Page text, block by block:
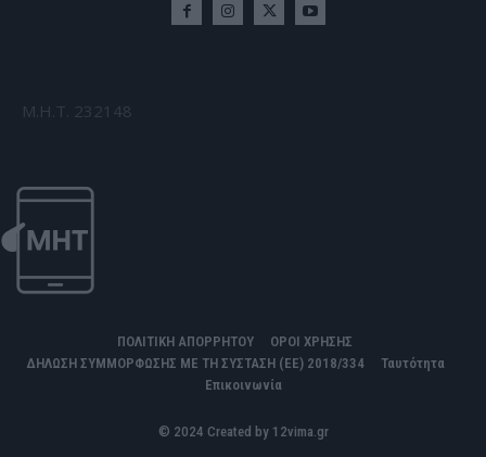
Μ.Η.Τ. 232148
ΠΟΛΙΤΙΚΗ ΑΠΟΡΡΗΤΟΥ
ΟΡΟΙ ΧΡΗΣΗΣ
ΔΗΛΩΣΗ ΣΥΜΜΟΡΦΩΣΗΣ ΜΕ ΤΗ ΣΥΣΤΑΣΗ (ΕΕ) 2018/334
Ταυτότητα
Επικοινωνία
© 2024 Created by 12vima.gr